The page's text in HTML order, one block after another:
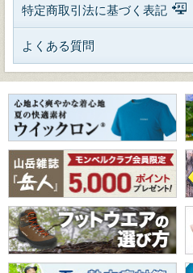
特定商取引法に基づく表記
よくある質問